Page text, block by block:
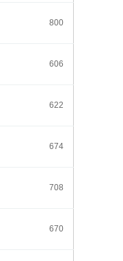
800
606
622
674
708
670